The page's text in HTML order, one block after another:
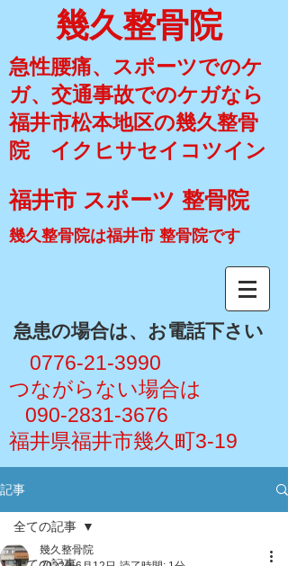
急性腰痛、スポーツでのケ
ガ、交通事故でのケガなら
福井市松本地区の幾久整骨
院 イクヒサセイコツイン
幾久整骨院
福井市 スポーツ 整骨院
幾久整骨院は福井市 整骨院です
​急患の場合は、お電話下さい
​ 0776-21-3990
​つながらない場合は
090-2831-3676
福井県福井市幾久町3-19
記事
全ての記事
幾久整骨院